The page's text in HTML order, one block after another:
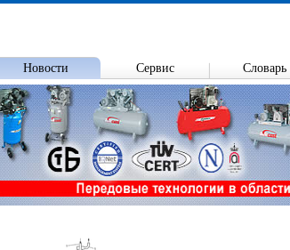
Новости Сервис Словарь